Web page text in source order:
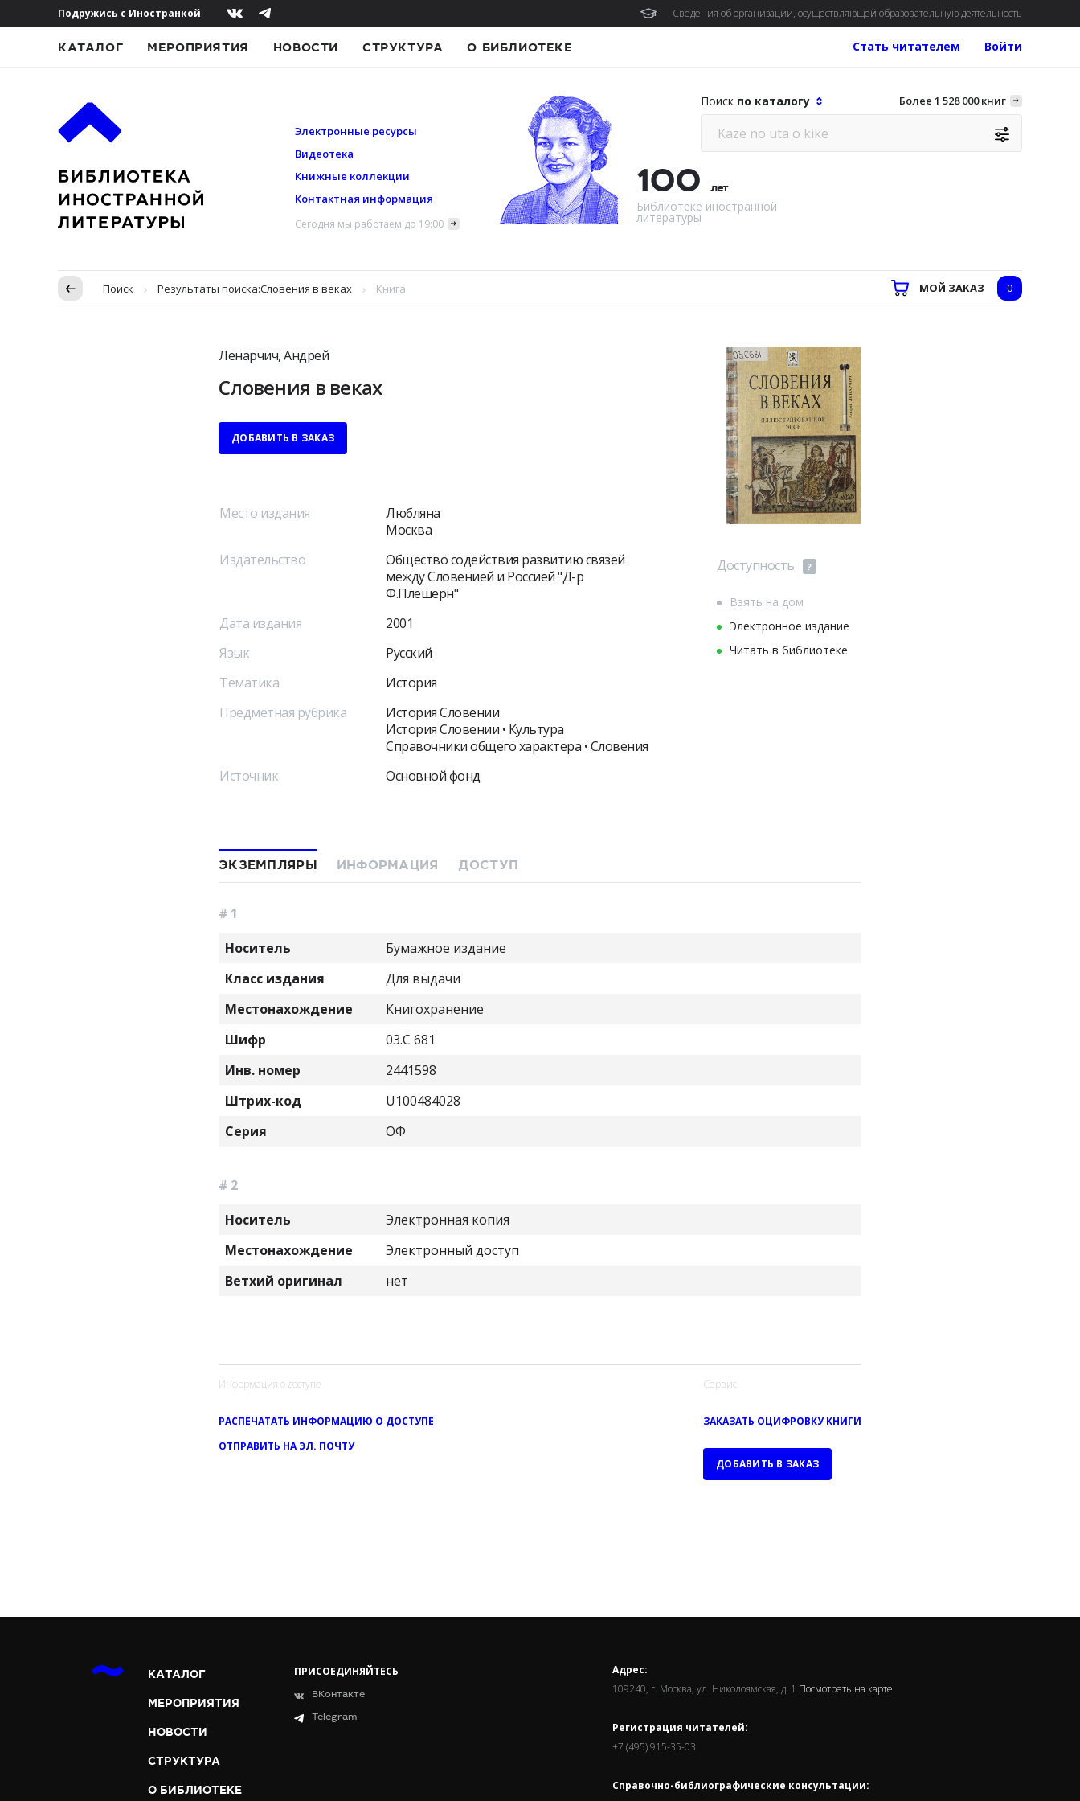
Подружись с Иностранкой Сведения об организации, осуществляющей образовательную деятельность
КАТАЛОГ МЕРОПРИЯТИЯ НОВОСТИ СТРУКТУРА О БИБЛИОТЕКЕ Войти
Стать читателем
Электронные ресурсы
Видеотека
Книжные коллекции
Контактная информация
Сегодня мы работаем до 19:00
Поиск по каталогу Более 1 528 000 книг
100
лет
Библиотеке иностранной
литературы
Пропуск в контексте
Поиск Результаты поиска:Словения в веках Книга МОЙ ЗАКАЗ 0
Ленарчич, Андрей
Словения в веках
ДОБАВИТЬ В ЗАКАЗ
Место издания
Любляна
Москва
Издательство
Общество содействия развитию связей
между Словенией и Россией "Д-р
Ф.Плешерн"
Дата издания
2001
Язык
Русский
Тематика
История
Предметная рубрика
История Словении
История Словении • Культура
Справочники общего характера • Словения
Источник
Основной фонд
Доступность ?
Взять на дом
Электронное издание
Читать в библиотеке
ЭКЗЕМПЛЯРЫ ИНФОРМАЦИЯ ДОСТУП
# 1
Носитель
Бумажное издание
Класс издания
Для выдачи
Местонахождение
Книгохранение
Шифр
03.C 681
Инв. номер
2441598
Штрих-код
U100484028
Серия
ОФ
# 2
Носитель
Электронная копия
Местонахождение
Электронный доступ
Ветхий оригинал
нет
Информация о доступе
РАСПЕЧАТАТЬ ИНФОРМАЦИЮ О ДОСТУПЕ
ОТПРАВИТЬ НА ЭЛ. ПОЧТУ
Сервис
ЗАКАЗАТЬ ОЦИФРОВКУ КНИГИ
ДОБАВИТЬ В ЗАКАЗ
КАТАЛОГ
МЕРОПРИЯТИЯ
НОВОСТИ
СТРУКТУРА
О БИБЛИОТЕКЕ
ПРИСОЕДИНЯЙТЕСЬ
ВКонтакте
Telegram
Адрес:
109240, г. Москва, ул. Николоямская, д. 1 Посмотреть на карте
Регистрация читателей:
+7 (495) 915-35-03
Справочно-библиографические консультации: